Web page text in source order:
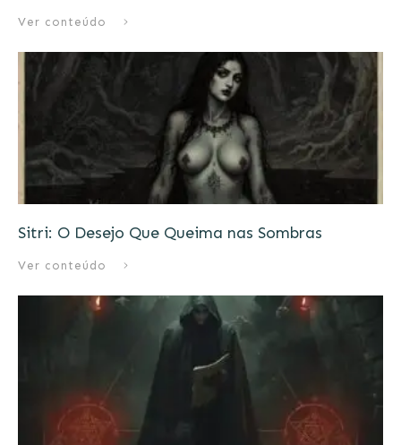
Ver conteúdo
Sitri: O Desejo Que Queima nas Sombras
Ver conteúdo